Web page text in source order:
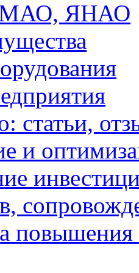
ЯНАО
статьи,
и